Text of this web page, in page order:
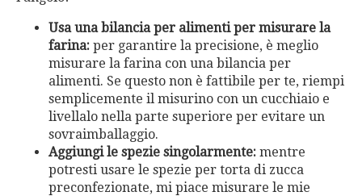
Usa una bilancia per alimenti per misurare la
farina: per garantire la precisione, è meglio
misurare la farina con una bilancia per
alimenti. Se questo non è fattibile per te, riempi
semplicemente il misurino con un cucchiaio e
livellalo nella parte superiore per evitare un
sovraimballaggio.
Aggiungi le spezie singolarmente: mentre
potresti usare le spezie per torta di zucca
preconfezionate, mi piace misurare le mie